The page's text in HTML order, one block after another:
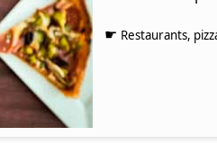
☛ Restaurants,